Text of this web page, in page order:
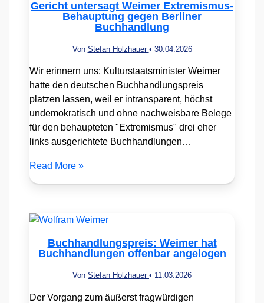
Gericht untersagt Weimer Extremismus-
Behauptung gegen Berliner
Buchhandlung
Von Stefan Holzhauer • 30.04.2026
Wir erinnern uns: Kulturstaatsminister Weimer
hatte den deutschen Buchhandlungspreis
platzen lassen, weil er intransparent, höchst
undemokratisch und ohne nachweisbare Belege
für den behaupteten "Extremismus" drei eher
links ausgerichtete Buchhandlungen…
Read More »
Buchhandlungspreis: Weimer hat
Buchhandlungen offenbar angelogen
Von Stefan Holzhauer • 11.03.2026
Der Vorgang zum äußerst fragwürdigen